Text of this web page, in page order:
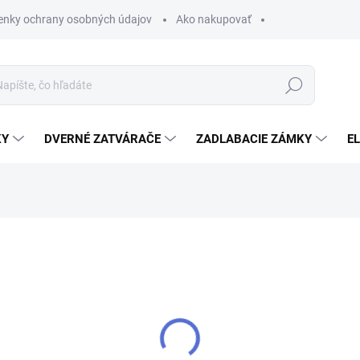
ochrany osobných údajov Ako nakupovať
Hľadať
DVERNÉ ZATVÁRAČE ZADLABACIE ZÁMKY